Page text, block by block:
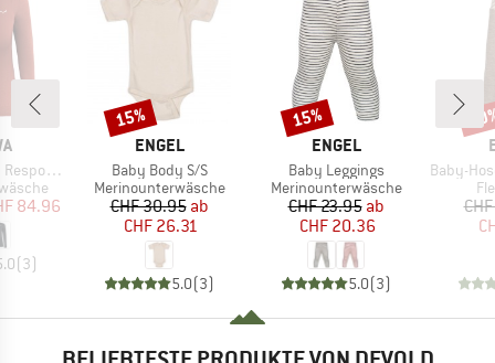
L/S Tee
Preis
84.96
(3)
MARKE
ENGEL
Artikel
Baby Body S/S
Produktgruppe
Merinounterwäsche
Preis
CHF 30.95reduzierter Preis
ab
CHF 26.31
5.0(3)
Rabatt
15%
MARKE
ENGEL
Artikel
Baby Leggings
Produktgruppe
Merinounterwäsche
Preis
CHF 23.95reduzierter Preis
ab
CHF 20.36
5.0(3)
Rabatt
15%
Artikel
Baby-Hose